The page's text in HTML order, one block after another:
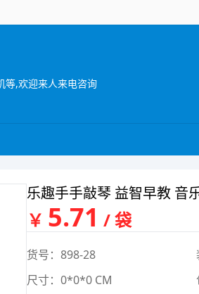
等,欢迎来人来电咨询
乐趣手手敲琴 益智早教 音
￥ 5.71 / 袋
货号：898-28
尺寸：0*0*0 CM